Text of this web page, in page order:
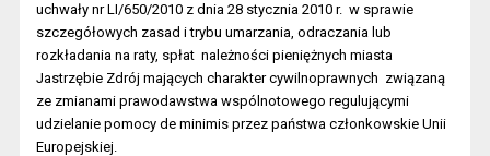
uchwały nr LI/650/2010 z dnia 28 stycznia 2010 r. w sprawie
szczegółowych zasad i trybu umarzania, odraczania lub
rozkładania na raty, spłat należności pieniężnych miasta
Jastrzębie Zdrój mających charakter cywilnoprawnych związaną
ze zmianami prawodawstwa wspólnotowego regulującymi
udzielanie pomocy de minimis przez państwa członkowskie Unii
Europejskiej.